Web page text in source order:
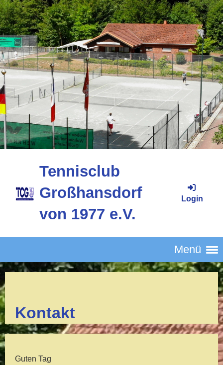
Tennisclub
Großhansdorf
von 1977 e.V.
Login
Menü
Kontakt
Guten Tag